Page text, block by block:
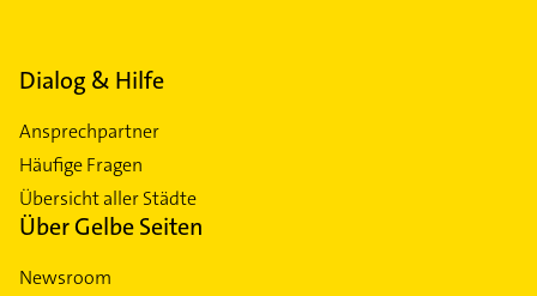
Dialog & Hilfe
Ansprechpartner
Häufige Fragen
Übersicht aller Städte
Über Gelbe Seiten
Newsroom